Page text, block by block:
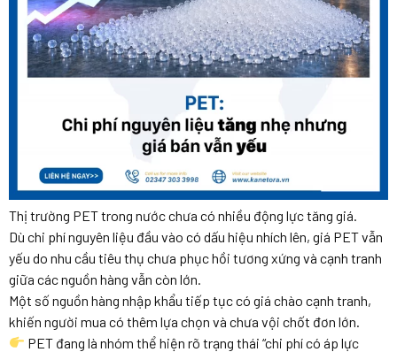
Thị trường PET trong nước chưa có nhiều động lực tăng giá.
Dù chi phí nguyên liệu đầu vào có dấu hiệu nhích lên, giá PET vẫn
yếu do nhu cầu tiêu thụ chưa phục hồi tương xứng và cạnh tranh
giữa các nguồn hàng vẫn còn lớn.
Một số nguồn hàng nhập khẩu tiếp tục có giá chào cạnh tranh,
khiến người mua có thêm lựa chọn và chưa vội chốt đơn lớn.
PET đang là nhóm thể hiện rõ trạng thái “chi phí có áp lực